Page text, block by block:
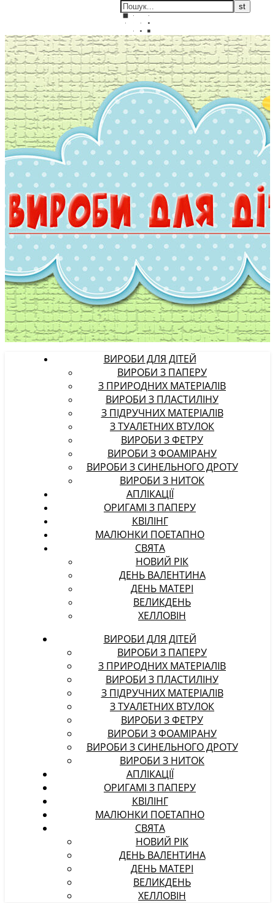
ВИРОБИ ДЛЯ ДІТЕЙ
ВИРОБИ З ПАПЕРУ
З ПРИРОДНИХ МАТЕРІАЛІВ
ВИРОБИ З ПЛАСТИЛІНУ
З ПІДРУЧНИХ МАТЕРІАЛІВ
З ТУАЛЕТНИХ ВТУЛОК
ВИРОБИ З ФЕТРУ
ВИРОБИ З ФОАМІРАНУ
ВИРОБИ З СИНЕЛЬНОГО ДРОТУ
ВИРОБИ З НИТОК
АПЛІКАЦІЇ
ОРИГАМІ З ПАПЕРУ
КВІЛІНГ
МАЛЮНКИ ПОЕТАПНО
СВЯТА
НОВИЙ РІК
ДЕНЬ ВАЛЕНТИНА
ДЕНЬ МАТЕРІ
ВЕЛИКДЕНЬ
ХЕЛЛОВІН
ВИРОБИ ДЛЯ ДІТЕЙ
ВИРОБИ З ПАПЕРУ
З ПРИРОДНИХ МАТЕРІАЛІВ
ВИРОБИ З ПЛАСТИЛІНУ
З ПІДРУЧНИХ МАТЕРІАЛІВ
З ТУАЛЕТНИХ ВТУЛОК
ВИРОБИ З ФЕТРУ
ВИРОБИ З ФОАМІРАНУ
ВИРОБИ З СИНЕЛЬНОГО ДРОТУ
ВИРОБИ З НИТОК
АПЛІКАЦІЇ
ОРИГАМІ З ПАПЕРУ
КВІЛІНГ
МАЛЮНКИ ПОЕТАПНО
СВЯТА
НОВИЙ РІК
ДЕНЬ ВАЛЕНТИНА
ДЕНЬ МАТЕРІ
ВЕЛИКДЕНЬ
ХЕЛЛОВІН